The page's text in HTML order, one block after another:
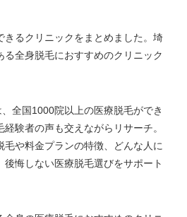
きるクリニックをまとめました。埼
る全身脱毛におすすめのクリニック
全国1000院以上の医療脱毛ができ
験者の声も交えながらリサーチ。
毛や料金プランの特徴、どんな人に
悔しない医療脱毛選びをサポート